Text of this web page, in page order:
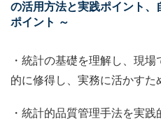
の活用方法と実践ポイント
ポイント ～
・統計の基礎を理解し、現
的に修得し、実務に活かすた
・統計的品質管理手法を実